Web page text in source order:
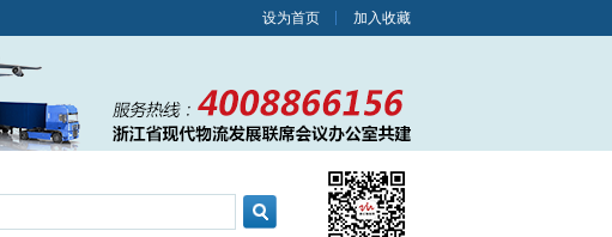
设为首页 加入收藏